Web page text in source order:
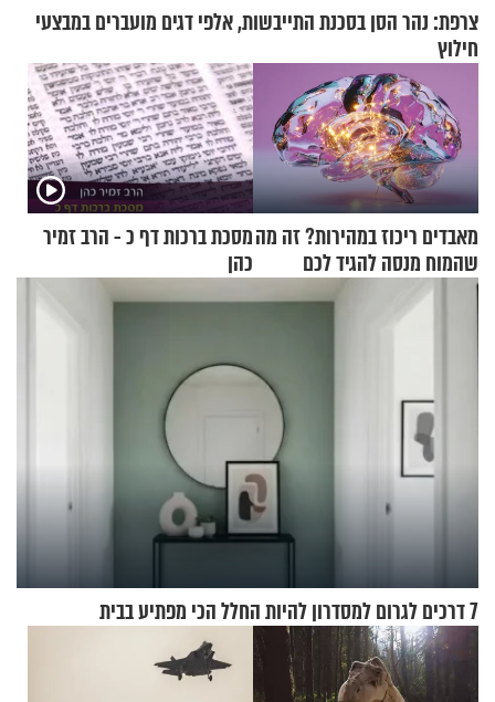
צרפת: נהר הסן בסכנת התייבשות, אלפי דגים מועברים במבצעי
חילוץ
מאבדים ריכוז במהירות? זה מה
שהמוח מנסה להגיד לכם
מסכת ברכות דף כ - הרב זמיר
כהן
7 דרכים לגרום למסדרון להיות החלל הכי מפתיע בבית